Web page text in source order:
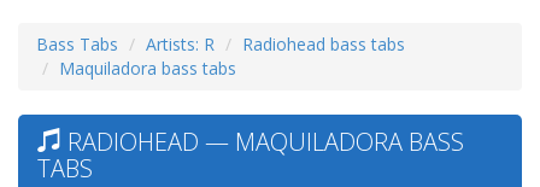
Bass Tabs Artists: R
Radiohead bass tabs
Maquiladora bass tabs
RADIOHEAD — MAQUILADORA BASS
TABS